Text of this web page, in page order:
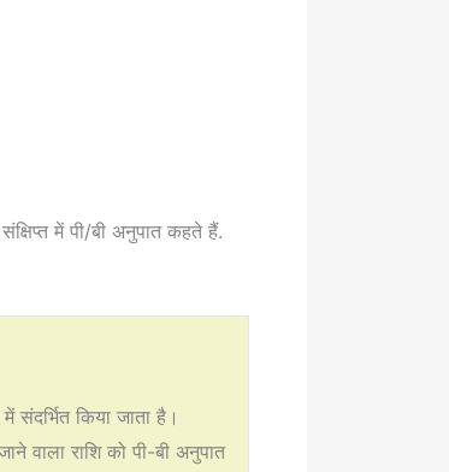
में पी/बी अनुपात कहते हैं.
किया जाता है।
वाला राशि को पी-बी अनुपात